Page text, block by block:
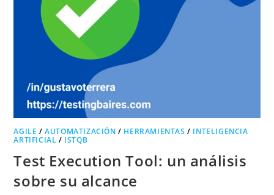
AGILE /AUTOMATIZACIÓN / HERRAMIENTAS / INTELIGENCIA
ARTIFICIAL / ISTQB
Test Execution Tool: un análisis
sobre su alcance